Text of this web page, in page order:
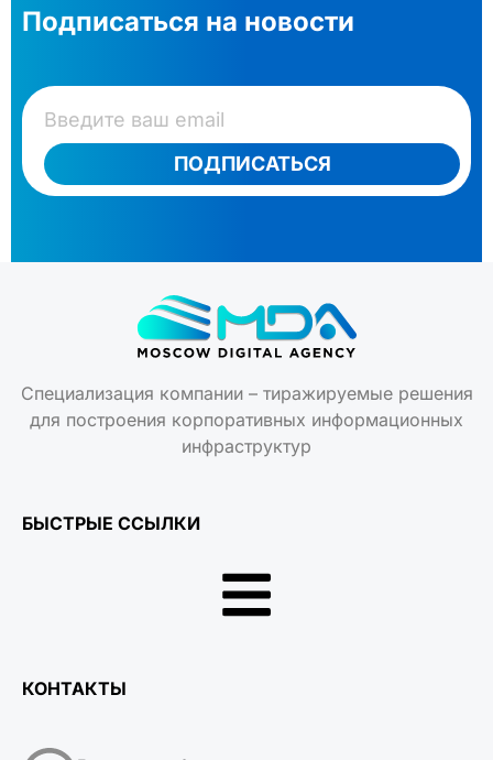
Подписаться на новости
ПОДПИСАТЬСЯ
Специализация компании – тиражируемые решения
для построения корпоративных информационных
инфраструктур
БЫСТРЫЕ ССЫЛКИ
КОНТАКТЫ